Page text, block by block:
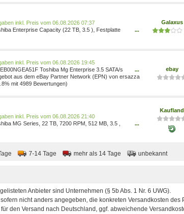
rpm, Merkmale: Konve
Preis vom 06.08.2026 07:37
Enterprise Capacity (22 TB, 3.5 ), Festplatte
Speicherkapazität von 22 TB bietet sie
Platz für gros
...
Galaxus
Preis vom 06.08.2026 19:45
Toshiba Mg Enterprise 3.5 SATA/s
Serial ATA ~D~
...
aus dem eBay Partner Network (EPN) von ersazza
mit 4989 Bewertungen)
ebay
Preis vom 06.08.2026 21:40
MG Series, 22 TB, 7200 RPM, 512 MB, 3.5 ,
Speicherlaufwerk:512
HDD Schnittstelle:6
...
Kaufland
7-14 Tage mehr als 14 Tage unbekannt